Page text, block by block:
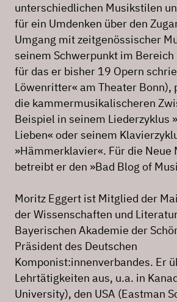
unterschiedlichen Musikstilen
für ein Umdenken über den
Umgang mit zeitgenössischer
seinem Schwerpunkt im
für das er bisher 19 Opern
Löwenritter« am Theater Bonn),
die kammermusikalischeren
Beispiel in seinem Liederzyklus
Lieben« oder seinem
»Hämmerklavier«. Für die Neue
betreibt er den »Bad Blog of
Moritz Eggert ist Mitglied der
der Wissenschaften und
Bayerischen Akademie der
Präsident des Deutschen
Komponist:innenverbandes. Er
Lehrtätigkeiten aus, u.a. in
University), den USA (Eastman